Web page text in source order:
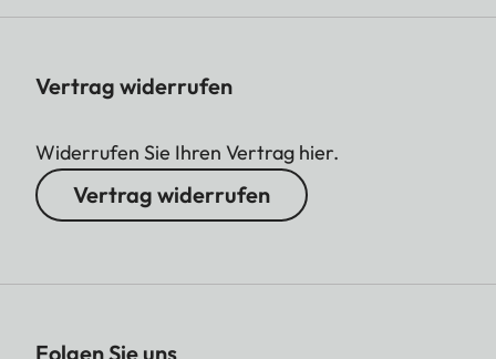
Vertrag widerrufen
Widerrufen Sie Ihren Vertrag hier.
Vertrag widerrufen
Folgen Sie uns